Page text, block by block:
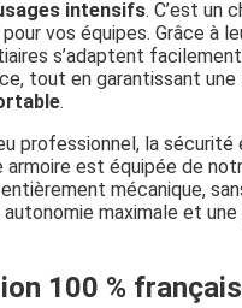
intensifs. C’est un
vos équipes. Grâce à
s’adaptent
tout en garantissant une
.
professionnel, la sécurité
armoire est équipée de
mécanique,
maximale et
100 %